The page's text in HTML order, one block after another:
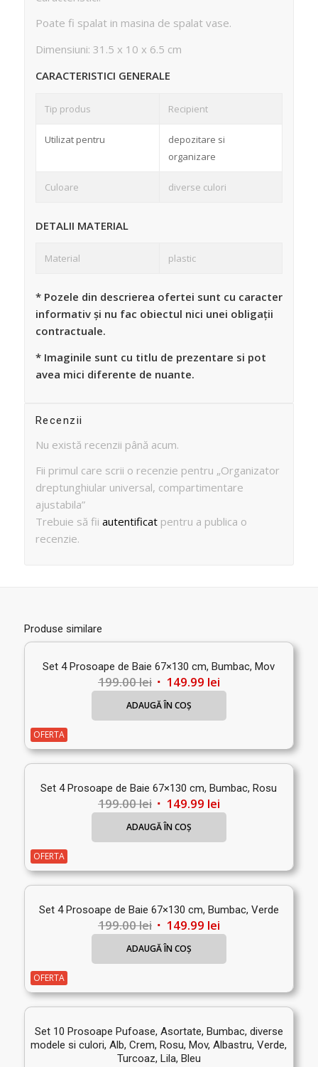
Poate fi spalat in masina de spalat vase.
Dimensiuni: 31.5 x 10 x 6.5 cm
CARACTERISTICI GENERALE
Tip produs Recipient
Utilizat pentru
depozitare si
organizare
Culoare diverse culori
DETALII MATERIAL
Material plastic
* Pozele din descrierea ofertei sunt cu caracter
informativ și nu fac obiectul nici unei obligații
contractuale.
* Imaginile sunt cu titlu de prezentare si pot
avea mici diferente de nuante.
Recenzii
Nu există recenzii până acum.
Fii primul care scrii o recenzie pentru „Organizator
dreptunghiular universal, compartimentare
ajustabila”
Trebuie să fii autentificatpentru a publica o
recenzie.
Produse similare
Set 4 Prosoape de Baie 67×130 cm, Bumbac, Mov
199.00lei Prețul
inițial
199.00 lei.
149.99 leiPrețul
curent
este:
ADAUGĂ ÎN COȘ
OFERTA
Set 4 Prosoape de Baie 67×130 cm, Bumbac, Rosu
199.00lei Prețul
inițial
199.00 lei.
149.99 leiPrețul
curent
este:
ADAUGĂ ÎN COȘ
OFERTA
Set 4 Prosoape de Baie 67×130 cm, Bumbac, Verde
199.00lei Prețul
inițial
199.00 lei.
149.99 leiPrețul
curent
este:
ADAUGĂ ÎN COȘ
OFERTA
Set 10 Prosoape Pufoase, Asortate, Bumbac, diverse
modele si culori, Alb, Crem, Rosu, Mov, Albastru, Verde,
Turcoaz, Lila, Bleu